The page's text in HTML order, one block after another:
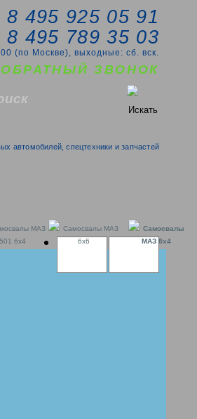
8 495 925 05 91
8 495 789 35 03
(по Москве), выходные: сб. вск.
ОБРАТНЫЙ ЗВОНОК
автомобилей, спецтехники и запчастей
МАЗ
6x4
Самосвалы МАЗ
6x6
Самосвалы
МАЗ 8x4